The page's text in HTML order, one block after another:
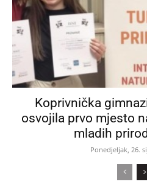
Koprivnička
osvojila prvo mjesto
mladih
Ponedjeljak, 26.